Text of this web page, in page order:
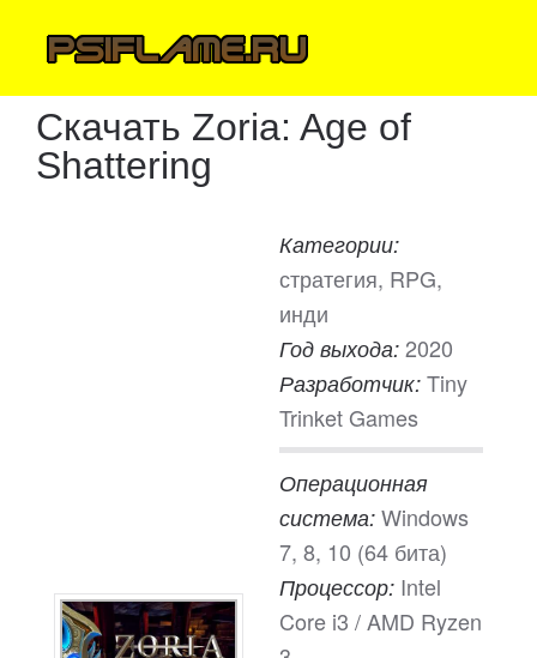
Скачать Zoria: Age of
Shattering
Категории:
стратегия, RPG,
инди
Год выхода: 2020
Разработчик: Tiny
Trinket Games
Операционная
система: Windows
7, 8, 10 (64 бита)
Процессор: Intel
Core i3 / AMD Ryzen